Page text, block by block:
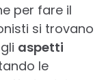
per fare il
si trovano
aspetti
le